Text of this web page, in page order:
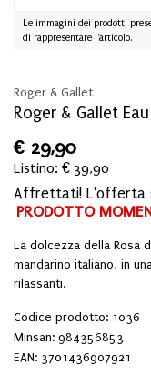
Le immagini dei prodotti
di rappresentare l'articolo.
Roger & Gallet
Roger & Gallet
€ 29,90
Listino: € 39,90
Affrettati! L'offerta
PRODOTTO
La dolcezza della Rosa
mandarino italiano, in
rilassanti.
Codice prodotto: 1036
Minsan: 984356853
EAN: 3701436907921